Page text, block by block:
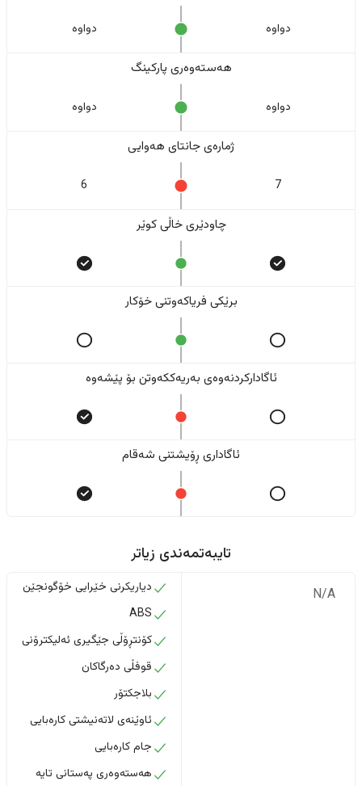
دواوە دواوە
هەستەوەری پارکینگ
دواوە دواوە
ژمارەی جانتای هەوایی
7
6
چاودێری خاڵی کوێر
برێکی فریاکەوتنی خۆکار
ئاگادارکردنەوەی بەریەککەوتن بۆ پێشەوە
ئاگاداری ڕۆیشتنی شەقام
تایبەتمەندی زیاتر
N/A
دیاریکرنی خێرایی خۆگونجێن
ABS
کۆنتڕۆڵی جێگیری ئەلیکترۆنی
قوفڵی دەرگاکان
بلاجکتۆر
ئاوێنەی لاتەنیشتی کارەبایی
جام کارەبایی
هەستەوەری پەستانی تایە